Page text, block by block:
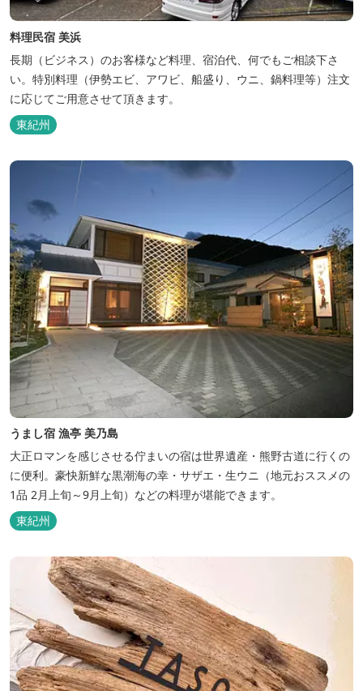
料理民宿 美浜
長期（ビジネス）のお客様など料理、宿泊代、何でもご相談下さ
い。特別料理（伊勢エビ、アワビ、船盛り、ウニ、鍋料理等）注文
に応じてご用意させて頂きます。
東紀州
うまし宿 漁亭 美乃島
大正ロマンを感じさせる佇まいの宿は世界遺産・熊野古道に行くの
に便利。豪快新鮮な黒潮海の幸・サザエ・生ウニ（地元おススメの
1品 2月上旬～9月上旬）などの料理が堪能できます。
東紀州